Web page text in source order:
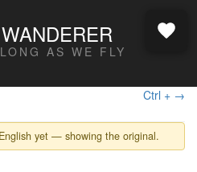
AS WE FLY
Ctrl + →
yet — showing the original.